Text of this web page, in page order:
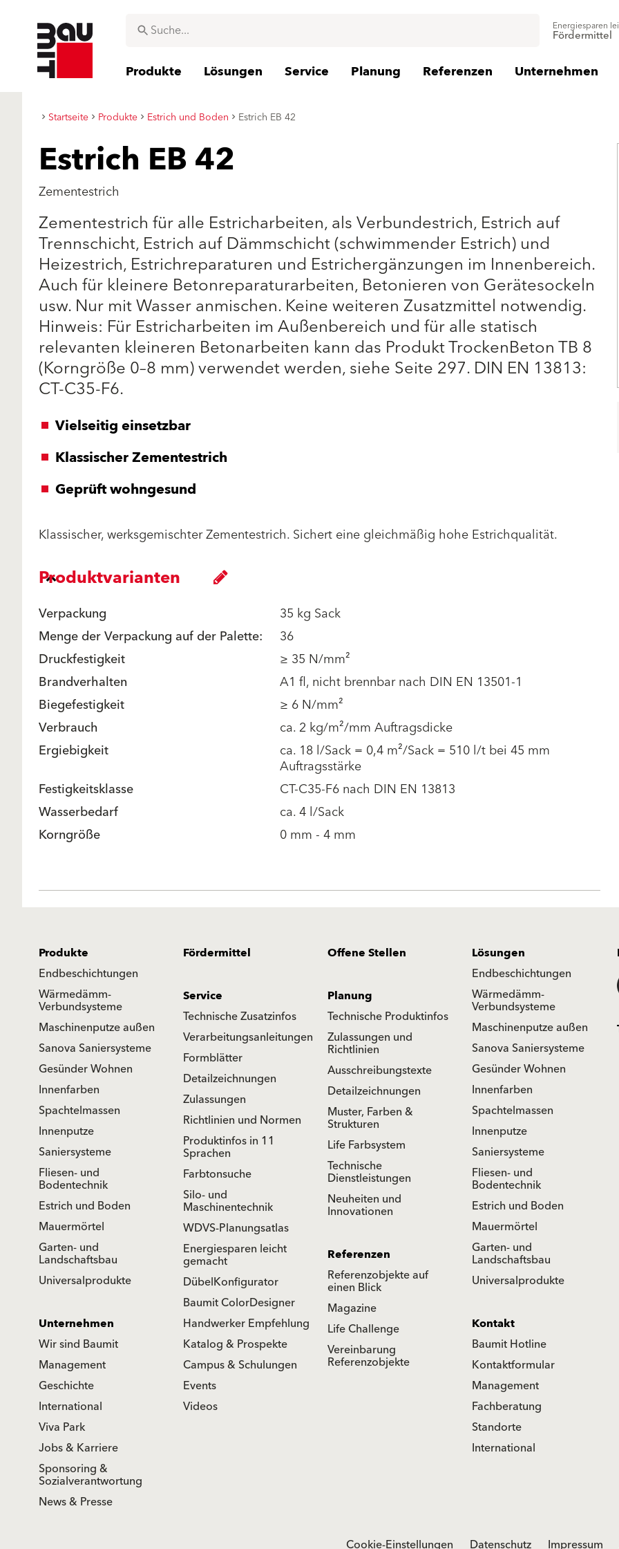
Energiesparen
Fördermittel
Produkte Lösungen Service Planung Referenzen Unternehmen
Startseite Produkte Estrich und Boden Estrich EB 42
Estrich EB 42
Zementestrich
Zementestrich für alle Estricharbeiten, als Verbundestrich, Estrich auf
Trennschicht, Estrich auf Dämmschicht (schwimmender Estrich) und
Heizestrich, Estrichreparaturen und Estrichergänzungen im Innenbereich.
Auch für kleinere Betonreparaturarbeiten, Betonieren von Gerätesockeln
usw. Nur mit Wasser anmischen. Keine weiteren Zusatzmittel notwendig.
Hinweis: Für Estricharbeiten im Außenbereich und für alle statisch
relevanten kleineren Betonarbeiten kann das Produkt TrockenBeton TB 8
(Korngröße 0–8 mm) verwendet werden, siehe Seite 297. DIN EN 13813:
CT-C35-F6.
Vielseitig einsetzbar
Klassischer Zementestrich
Geprüft wohngesund
Klassischer, werksgemischter Zementestrich. Sichert eine gleichmäßig hohe Estrichqualität.
Produktvarianten
Verpackung
35 kg Sack
Menge der Verpackung auf der Palette:
36
Druckfestigkeit
≥ 35 N/mm²
Brandverhalten
A1 fl, nicht brennbar nach DIN EN 13501-1
Biegefestigkeit
≥ 6 N/mm²
Verbrauch
ca. 2 kg/m²/mm Auftragsdicke
Ergiebigkeit
ca. 18 l/Sack = 0,4 m²/Sack = 510 l/t bei 45 mm
Auftragsstärke
Festigkeitsklasse
CT-C35-F6 nach DIN EN 13813
Wasserbedarf
ca. 4 l/Sack
Korngröße
0 mm - 4 mm
Produkte
Endbeschichtungen
Wärmedämm-
Verbundsysteme
Maschinenputze außen
Sanova Saniersysteme
Gesünder Wohnen
Innenfarben
Spachtelmassen
Innenputze
Saniersysteme
Fliesen- und
Bodentechnik
Estrich und Boden
Mauermörtel
Garten- und
Landschaftsbau
Universalprodukte
Fördermittel Offene Stellen
Lösungen
Endbeschichtungen
Wärmedämm-
Verbundsysteme
Maschinenputze außen
Sanova Saniersysteme
Gesünder Wohnen
Innenfarben
Spachtelmassen
Innenputze
Saniersysteme
Fliesen- und
Bodentechnik
Estrich und Boden
Mauermörtel
Garten- und
Landschaftsbau
Universalprodukte
Service
Technische Zusatzinfos
Verarbeitungsanleitungen
Formblätter
Detailzeichnungen
Zulassungen
Richtlinien und Normen
Produktinfos in 11
Sprachen
Farbtonsuche
Silo- und
Maschinentechnik
WDVS-Planungsatlas
Energiesparen leicht
gemacht
DübelKonfigurator
Baumit ColorDesigner
Handwerker Empfehlung
Katalog & Prospekte
Campus & Schulungen
Events
Videos
Planung
Technische Produktinfos
Zulassungen und
Richtlinien
Ausschreibungstexte
Detailzeichnungen
Muster, Farben &
Strukturen
Life Farbsystem
Technische
Dienstleistungen
Neuheiten und
Innovationen
Referenzen
Referenzobjekte auf
einen Blick
Magazine
Life Challenge
Vereinbarung
Referenzobjekte
Unternehmen
Wir sind Baumit
Management
Geschichte
International
Viva Park
Jobs & Karriere
Sponsoring &
Sozialverantwortung
News & Presse
Kontakt
Baumit Hotline
Kontaktformular
Management
Fachberatung
Standorte
International
Cookie-Einstellungen Datenschutz Impressum